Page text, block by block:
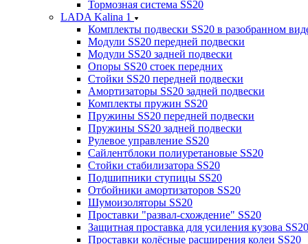
Тормозная система SS20
LADA Kalina 1
Комплекты подвески SS20 в разобранном
Модули SS20 передней подвески
Модули SS20 задней подвески
Опоры SS20 стоек передних
Стойки SS20 передней подвески
Амортизаторы SS20 задней подвески
Комплекты пружин SS20
Пружины SS20 передней подвески
Пружины SS20 задней подвески
Рулевое управление SS20
Сайлентблоки полиуретановые SS20
Стойки стабилизатора SS20
Подшипники ступицы SS20
Отбойники амортизаторов SS20
Шумоизоляторы SS20
Проставки "развал-схождение" SS20
Защитная проставка для усиления кузова SS20
Проставки колёсные расширения колеи SS20